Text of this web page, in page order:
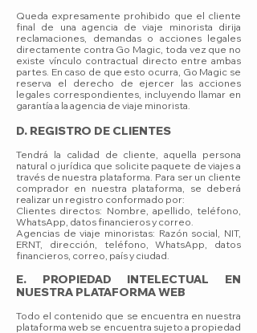
Queda expresamente prohibido que el cliente
final de una agencia de viaje minorista dirija
reclamaciones, demandas o acciones legales
directamente contra Go Magic, toda vez que no
existe vínculo contractual directo entre ambas
partes. En caso de que esto ocurra, Go Magic se
reserva el derecho de ejercer las acciones
legales correspondientes, incluyendo llamar en
garantía a la agencia de viaje minorista.
D. REGISTRO DE CLIENTES
Tendrá la calidad de cliente, aquella persona
natural o jurídica que solicite paquete de viajes a
través de nuestra plataforma. Para ser un cliente
comprador en nuestra plataforma, se deberá
realizar un registro conformado por:
Clientes directos: Nombre, apellido, teléfono,
WhatsApp, datos financieros y correo.
Agencias de viaje minoristas: Razón social, NIT,
ERNT, dirección, teléfono, WhatsApp, datos
financieros, correo, país y ciudad.
E. PROPIEDAD INTELECTUAL EN
NUESTRA PLATAFORMA WEB
Todo el contenido que se encuentra en nuestra
plataforma web se encuentra sujeto a propiedad